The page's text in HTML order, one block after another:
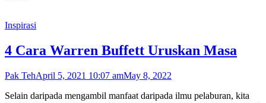
Inspirasi
4 Cara Warren Buffett Uruskan Masa
Pak TehApril 5, 2021 10:07 amMay 8, 2022
Selain daripada mengambil manfaat daripada ilmu pelaburan, kita